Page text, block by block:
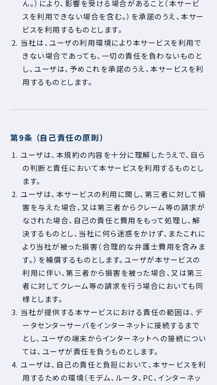
ん。）により、影響を受ける場合があること（本サービ
スを利用できない場合を含む。）を承諾のうえ、本サー
ビスを利用するものとします。
2. 当社は、ユーザの利用環境により本サービスを利用で
きない場合であっても、一切の責任を負わないものと
し、ユーザは、予めこれを承諾のうえ、本サービスを利
用するものとします。
第9条 （自己責任の原則）
1. ユーザは、本規約の内容を十分に理解したうえで、自ら
の判断と責任において本サービスを利用するものとし
ます。
2. ユーザは、本サービスの利用に関し、第三者に対して損
害を与えた場合、又は第三者からクレーム等の請求が
なされた場合、自己の責任と費用をもって処理し、解
決するものとし、当社に何ら迷惑をかけず、またこれに
より当社が被った損害（合理的な弁護士費用を含みま
す。）を補償するものとします。ユーザが本サービスの
利用に伴い、第三者から損害を被った場合、又は第三
者に対してクレーム等の請求を行う場合においても同
様とします。
3. 当社が提供する本サービスにおける責任の範囲は、デ
ータセンターサーバをインターネットに接続するまで
とし、ユーザの端末からインターネットへの接続につい
ては、ユーザが責任を負うものとします。
4. ユーザは、自己の責任と負担において、本サービスを利
用するための環境（モデム、ルータ、PC、インターネッ